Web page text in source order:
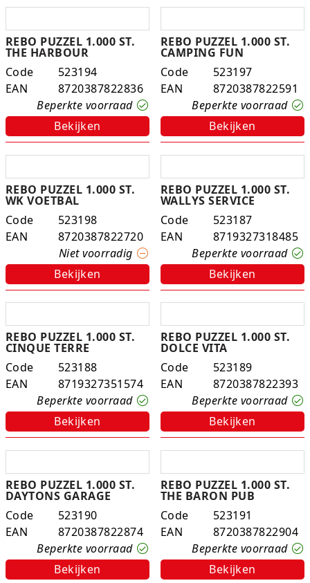
REBO PUZZEL 1.000 ST.
THE HARBOUR
Code
523194
EAN
8720387822836
Beperkte voorraad
Bekijken
REBO PUZZEL 1.000 ST.
CAMPING FUN
Code
523197
EAN
8720387822591
Beperkte voorraad
Bekijken
REBO PUZZEL 1.000 ST.
WK VOETBAL
Code
523198
EAN
8720387822720
Niet voorradig
Bekijken
REBO PUZZEL 1.000 ST.
WALLYS SERVICE
Code
523187
EAN
8719327318485
Beperkte voorraad
Bekijken
REBO PUZZEL 1.000 ST.
CINQUE TERRE
Code
523188
EAN
8719327351574
Beperkte voorraad
Bekijken
REBO PUZZEL 1.000 ST.
DOLCE VITA
Code
523189
EAN
8720387822393
Beperkte voorraad
Bekijken
REBO PUZZEL 1.000 ST.
DAYTONS GARAGE
Code
523190
EAN
8720387822874
Beperkte voorraad
Bekijken
REBO PUZZEL 1.000 ST.
THE BARON PUB
Code
523191
EAN
8720387822904
Beperkte voorraad
Bekijken
Little Dutch
Lumpin
Magnetic Construction Sets
Muziek
Opruiming
Pluche
Poppen
Roleplay
Rugtassen
Skippy's
Slime & Putty
Slow rise
SO Kawaii
Spaarpotten
Speelfiguren en sets
Spidey
Plakband
Post-It
Puntenslijpers
Rainbow
Rekenmachines
Schrijfwaren
Stempels en toebeh.
Tesa power